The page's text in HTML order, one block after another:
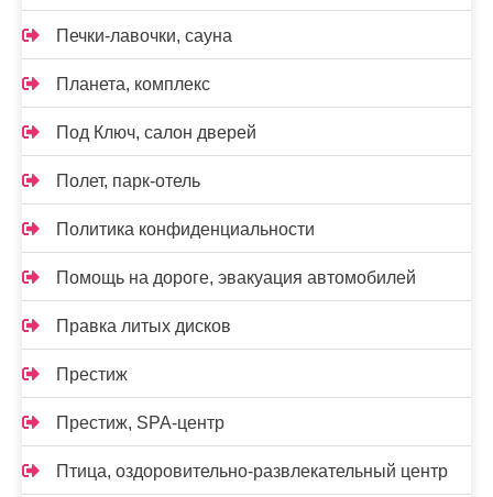
Печки-лавочки, сауна
Планета, комплекс
Под Ключ, салон дверей
Полет, парк-отель
Политика конфиденциальности
Помощь на дороге, эвакуация автомобилей
Правка литых дисков
Престиж
Престиж, SPA-центр
Птица, оздоровительно-развлекательный центр